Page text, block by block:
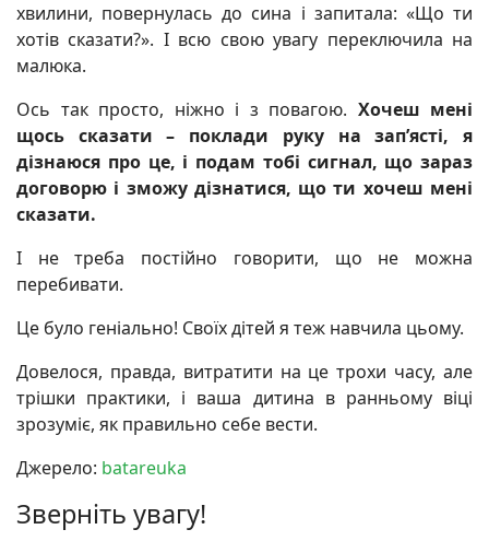
хвилини, повернулась до сина і запитала: «Що ти
хотів сказати?». І всю свою увагу переключила на
малюка.
Ось так просто, ніжно і з повагою. Хочеш мені
щось сказати – поклади руку на зап’ясті, я
дізнаюся про це, і подам тобі сигнал, що зараз
договорю і зможу дізнатися, що ти хочеш мені
сказати.
І не треба постійно говорити, що не можна
перебивати.
Це було геніально! Своїх дітей я теж навчила цьому.
Довелося, правда, витратити на це трохи часу, але
трішки практики, і ваша дитина в ранньому віці
зрозуміє, як правильно себе вести.
Джерело: batareuka
Зверніть увагу!